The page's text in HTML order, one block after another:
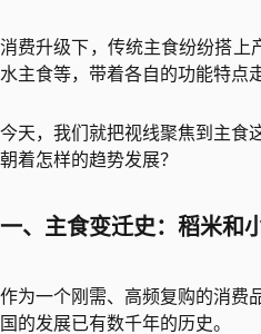
消费升级下，传统主食纷纷搭上
水主食等，带着各自的功能特点
今天，我们就把视线聚焦到主食
朝着怎样的趋势发展？
一、主食变迁史：稻米和
作为一个刚需、高频复购的消费
国的发展已有数千年的历史。